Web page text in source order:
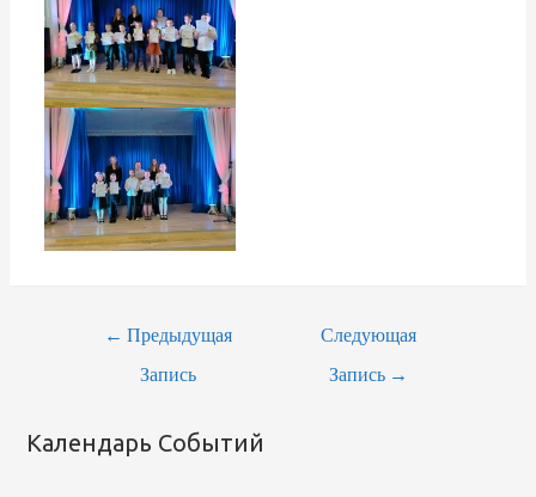
Навигация
← Предыдущая
Запись
Следующая
Запись →
Календарь Событий